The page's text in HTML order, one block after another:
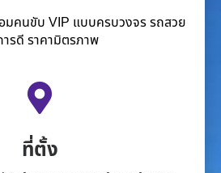
มคนขับ VIP แบบครบวงจร รถสวย
รดี ราคามิตรภาพ
ที่ตั้ง